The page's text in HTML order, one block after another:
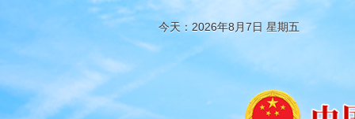
今天：2026年8月7日 星期五